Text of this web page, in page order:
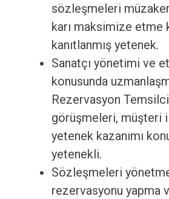
sözleşmeleri
karı maksimize etme
kanıtlanmış yetenek.
Sanatçı yönetimi ve
konusunda
Rezervasyon
görüşmeleri, müşteri
yetenek kazanımı
yetenekli.
Sözleşmeleri
rezervasyonu yapma